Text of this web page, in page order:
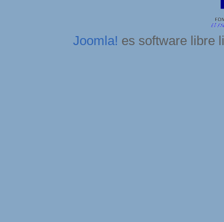
Joomla! es software libre